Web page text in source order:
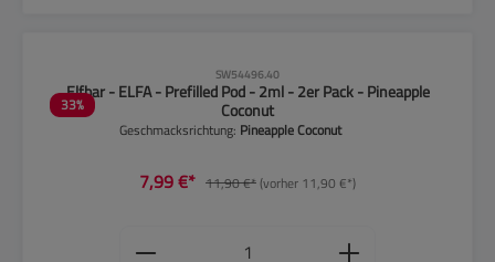
33%
SW54496.40
Elfbar - ELFA - Prefilled Pod - 2ml - 2er Pack - Pineapple
Coconut
Geschmacksrichtung: Pineapple Coconut
7,99 €* 11,90 €*(vorher 11,90 €*)
Produkt Anzahl: Gib den